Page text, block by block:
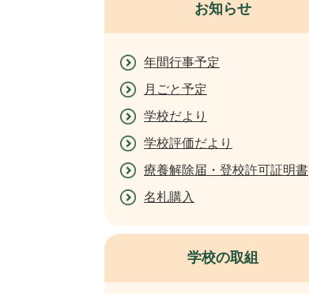
お知らせ
年間行事予定
月ごと予定
学校だより
学校評価だより
療養解除届・登校許可証明書
名札購入
学校の取組